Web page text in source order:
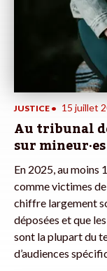
JUSTICE • 15 juillet
Au tribunal
sur
En 2025, au moins
comme victimes
chiffre largement
déposées et que
sont la plupart du
d’audiences